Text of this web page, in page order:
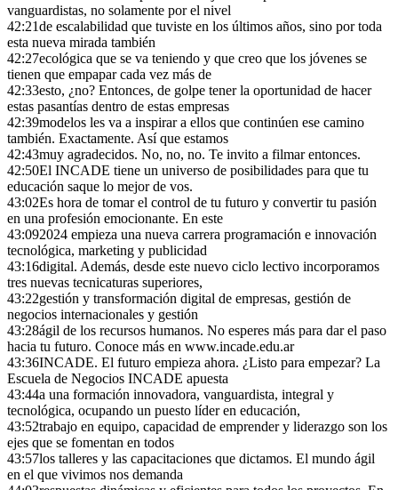
vanguardistas, no solamente por el nivel
42:21de escalabilidad que tuviste en los últimos años, sino por toda
esta nueva mirada también
42:27ecológica que se va teniendo y que creo que los jóvenes se
tienen que empapar cada vez más de
42:33esto, ¿no? Entonces, de golpe tener la oportunidad de hacer
estas pasantías dentro de estas empresas
42:39modelos les va a inspirar a ellos que continúen ese camino
también. Exactamente. Así que estamos
42:43muy agradecidos. No, no, no. Te invito a filmar entonces.
42:50El INCADE tiene un universo de posibilidades para que tu
educación saque lo mejor de vos.
43:02Es hora de tomar el control de tu futuro y convertir tu pasión
en una profesión emocionante. En este
43:092024 empieza una nueva carrera programación e innovación
tecnológica, marketing y publicidad
43:16digital. Además, desde este nuevo ciclo lectivo incorporamos
tres nuevas tecnicaturas superiores,
43:22gestión y transformación digital de empresas, gestión de
negocios internacionales y gestión
43:28ágil de los recursos humanos. No esperes más para dar el paso
hacia tu futuro. Conoce más en www.incade.edu.ar
43:36INCADE. El futuro empieza ahora. ¿Listo para empezar? La
Escuela de Negocios INCADE apuesta
43:44a una formación innovadora, vanguardista, integral y
tecnológica, ocupando un puesto líder en educación,
43:52trabajo en equipo, capacidad de emprender y liderazgo son los
ejes que se fomentan en todos
43:57los talleres y las capacitaciones que dictamos. El mundo ágil
en el que vivimos nos demanda